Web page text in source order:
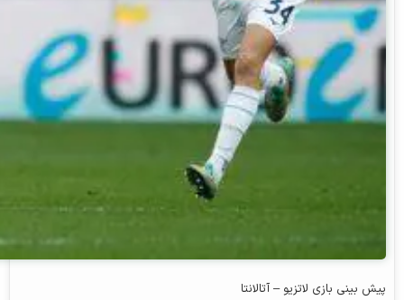
پیش‌ بینی بازی لاتزیو – آتالانتا